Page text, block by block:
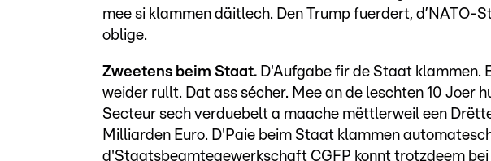
mee si klammen däitlech. Den Trump fuerdert, d’NATO-
oblige.
Zweetens beim Staat. D'Aufgabe fir de Staat klammen.
weider rullt. Dat ass sécher. Mee an de leschten 10 Joer
Secteur sech verduebelt a maache mëttlerweil een
Milliarden Euro. D'Paie beim Staat klammen
d'Staatsbeamtegewerkschaft CGFP konnt trotzdeem